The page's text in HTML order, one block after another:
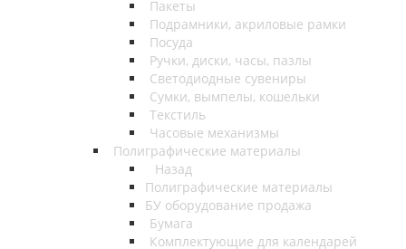
Пакеты
Подрамники, акриловые рамки
Посуда
Ручки, диски, часы, пазлы
Светодиодные сувениры
Сумки, вымпелы, кошельки
Текстиль
Часовые механизмы
Полиграфические материалы
Назад
Полиграфические материалы
БУ оборудование продажа
Бумага
Комплектующие для календарей